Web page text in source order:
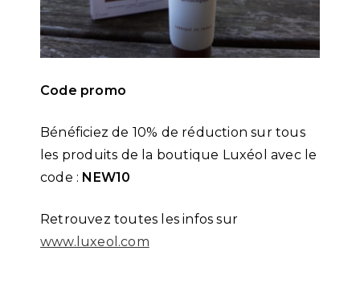
Code promo
Bénéficiez de 10% de réduction sur tous
les produits de la boutique Luxéol avec le
code : NEW10
Retrouvez toutes les infos sur
www.luxeol.com